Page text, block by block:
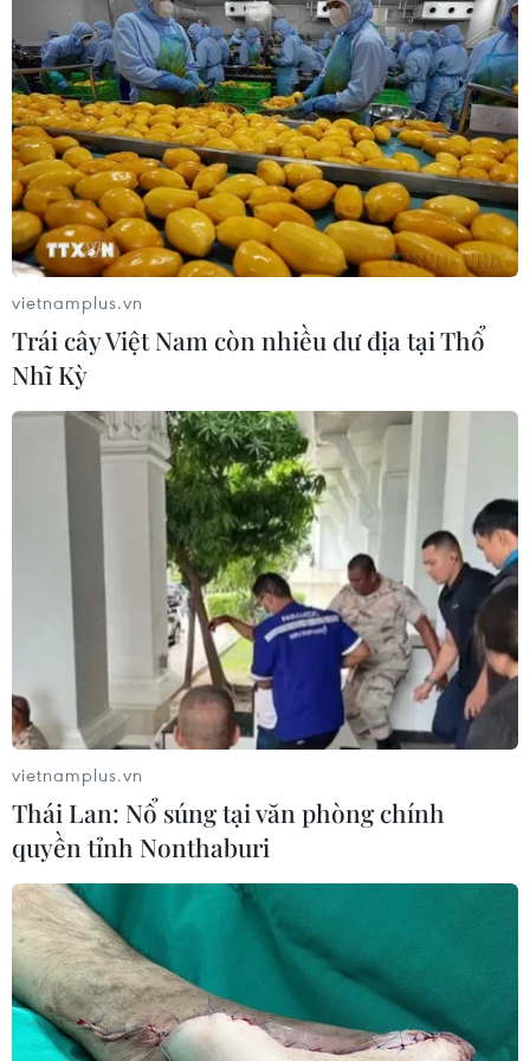
doanh nghiệp ĐBSCL của VCCI Cần Thơ, ước tính 9
tháng qua, thiệt hại của Việt Nam trước tác động của
biến đổi khí hậu lên đến khoảng 9.000 tỷ đồng.
Bến Tre phát huy hiệu quả công trình
trọng điểm ứng phó xâm nhập mặn
30/12/2022 04:15
Trong năm 2022, Bến Tre bố trí khoảng 790 tỷ đồng vốn
ngân sách Nhà nước đầu tư các công trình góp phần
phòng chống thiên tai, ứng phó biến đổi khí hậu nhưng
vẫn còn những mặt hạn chế.
vietnamplus.vn
Trái cây Việt Nam còn nhiều dư địa tại Thổ
Nhĩ Kỳ
vietnamplus.vn
Thái Lan: Nổ súng tại văn phòng chính
quyền tỉnh Nonthaburi